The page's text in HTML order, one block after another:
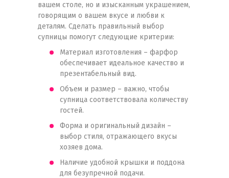
вашем столе, но и изысканным украшением,
говорящим о вашем вкусе и любви к
деталям. Сделать правильный выбор
супницы помогут следующие критерии:
Материал изготовления – фарфор
обеспечивает идеальное качество и
презентабельный вид.
Объем и размер – важно, чтобы
супница соответствовала количеству
гостей.
Форма и оригинальный дизайн –
выбор стиля, отражающего вкусы
хозяев дома.
Наличие удобной крышки и поддона
для безупречной подачи.